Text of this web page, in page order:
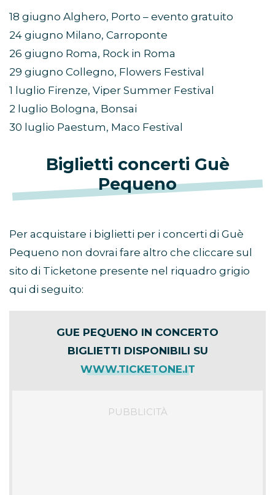
18 giugno Alghero, Porto – evento gratuito
24 giugno Milano, Carroponte
26 giugno Roma, Rock in Roma
29 giugno Collegno, Flowers Festival
1 luglio Firenze, Viper Summer Festival
2 luglio Bologna, Bonsai
30 luglio Paestum, Maco Festival
Biglietti concerti Guè
Pequeno
Per acquistare i biglietti per i concerti di Guè
Pequeno non dovrai fare altro che cliccare sul
sito di Ticketone presente nel riquadro grigio
qui di seguito:
GUE PEQUENO IN CONCERTO
BIGLIETTI DISPONIBILI SU
WWW.TICKETONE.IT